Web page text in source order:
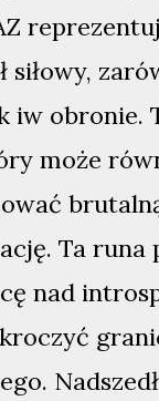
siłowy,
iw obronie.
może
Ta runa
nad